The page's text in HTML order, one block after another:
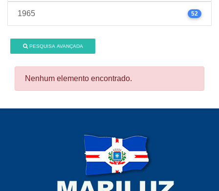
1965 52
PESQUISA AVANÇADA
Nenhum elemento encontrado.